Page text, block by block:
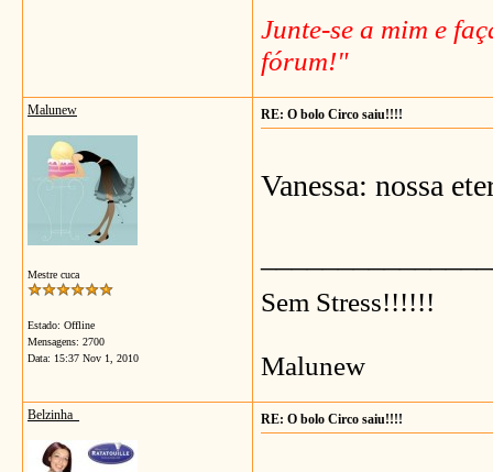
Junte-se a mim e
fórum!"
Malunew
Mestre cuca
Estado: Offline
Mensagens: 2700
Data: 15:37 Nov 1, 2010
RE: O bolo Circo saiu!!!!
Vanessa: nossa
Sem Stress!!!!!!
Malunew
Belzinha_ RE: O bolo Circo saiu!!!!